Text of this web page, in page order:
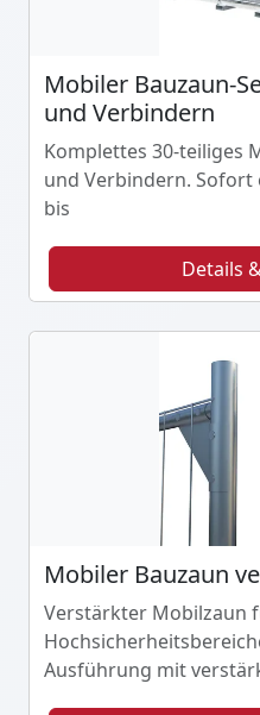
Mobiler Bauzaun-
und Verbindern
Komplettes 30-teiliges
und Verbindern.
bis
Details
Mobiler Bauzaun
Verstärkter Mobilzaun
Ausführung mit